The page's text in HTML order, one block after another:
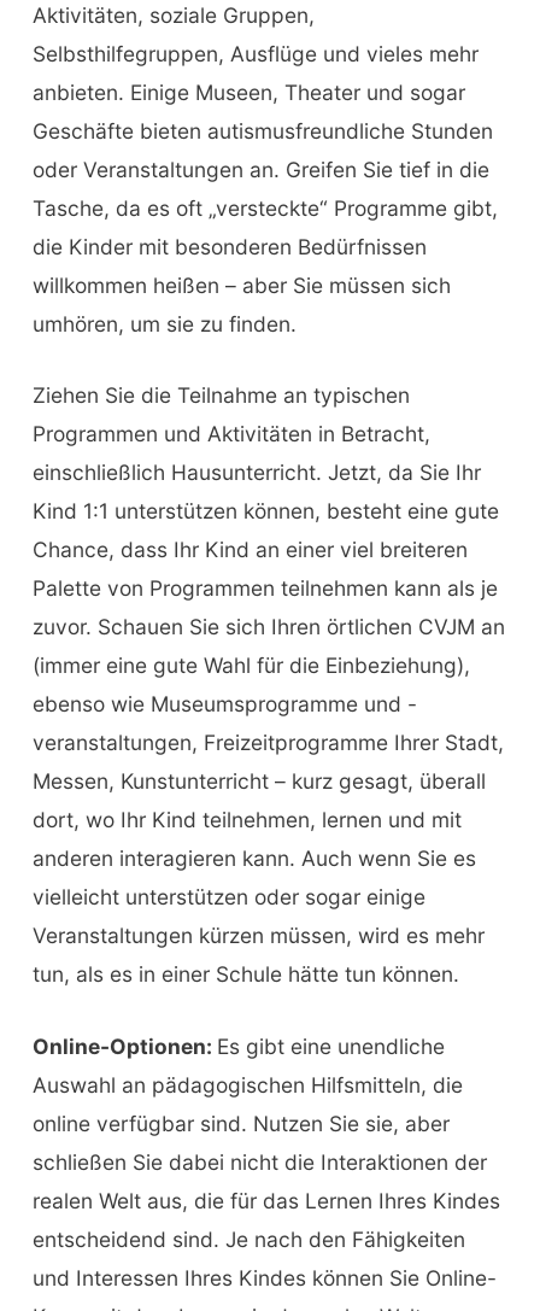
Aktivitäten, soziale Gruppen,
Selbsthilfegruppen, Ausflüge und vieles mehr
anbieten. Einige Museen, Theater und sogar
Geschäfte bieten autismusfreundliche Stunden
oder Veranstaltungen an. Greifen Sie tief in die
Tasche, da es oft „versteckte“ Programme gibt,
die Kinder mit besonderen Bedürfnissen
willkommen heißen – aber Sie müssen sich
umhören, um sie zu finden.
Ziehen Sie die Teilnahme an typischen
Programmen und Aktivitäten in Betracht,
einschließlich Hausunterricht. Jetzt, da Sie Ihr
Kind 1:1 unterstützen können, besteht eine gute
Chance, dass Ihr Kind an einer viel breiteren
Palette von Programmen teilnehmen kann als je
zuvor. Schauen Sie sich Ihren örtlichen CVJM an
(immer eine gute Wahl für die Einbeziehung),
ebenso wie Museumsprogramme und -
veranstaltungen, Freizeitprogramme Ihrer Stadt,
Messen, Kunstunterricht – kurz gesagt, überall
dort, wo Ihr Kind teilnehmen, lernen und mit
anderen interagieren kann. Auch wenn Sie es
vielleicht unterstützen oder sogar einige
Veranstaltungen kürzen müssen, wird es mehr
tun, als es in einer Schule hätte tun können.
Online-Optionen: Es gibt eine unendliche
Auswahl an pädagogischen Hilfsmitteln, die
online verfügbar sind. Nutzen Sie sie, aber
schließen Sie dabei nicht die Interaktionen der
realen Welt aus, die für das Lernen Ihres Kindes
entscheidend sind. Je nach den Fähigkeiten
und Interessen Ihres Kindes können Sie Online-